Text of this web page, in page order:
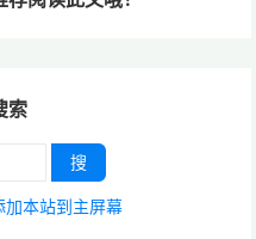
索
搜
加本站到主屏幕